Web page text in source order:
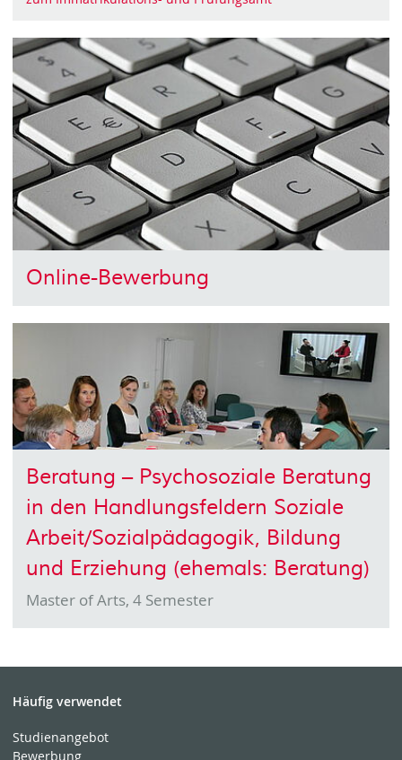
Online-Bewerbung
Beratung – Psychosoziale Beratung
in den Handlungsfeldern Soziale
Arbeit/Sozialpädagogik, Bildung
und Erziehung (ehemals: Beratung)
Master of Arts, 4 Semester
Häufig verwendet
Studienangebot
Bewerbung